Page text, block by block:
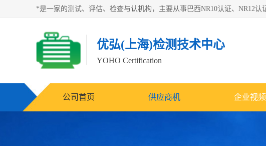
优弘(上海)检测技术中心
YOHO Certification
公司首页 供应商机 企业视频